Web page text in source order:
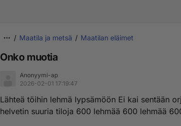
Maatila ja metsä Maatilan eläimet
Onko muotia
Anonyymi-ap
2026-02-01 17:19:47
Lähteä töihin lehmä lypsämöön Ei kai sentään
helvetin suuria tiloja 600 lehmää 600 lehmää